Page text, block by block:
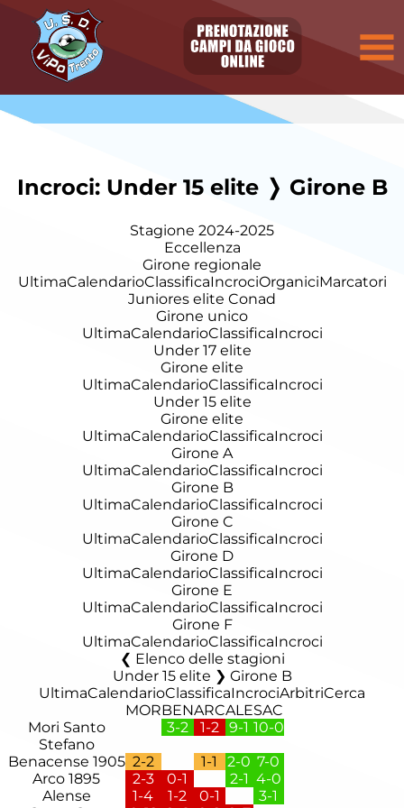
Incroci: Under 15 elite ❭ Girone B
Stagione 2024-2025
Eccellenza
Girone regionale
UltimaCalendarioClassificaIncrociOrganiciMarcatori
Juniores elite Conad
Girone unico
UltimaCalendarioClassificaIncroci
Under 17 elite
Girone elite
UltimaCalendarioClassificaIncroci
Under 15 elite
Girone elite
UltimaCalendarioClassificaIncroci
Girone A
UltimaCalendarioClassificaIncroci
Girone B
UltimaCalendarioClassificaIncroci
Girone C
UltimaCalendarioClassificaIncroci
Girone D
UltimaCalendarioClassificaIncroci
Girone E
UltimaCalendarioClassificaIncroci
Girone F
UltimaCalendarioClassificaIncroci
Elenco delle stagioni
Under 15 elite ❯ Girone B
UltimaCalendarioClassificaIncrociArbitriCerca
MORBENARCALESAC
Mori Santo
Stefano
3-2 1-2 9-1 10-0
Benacense 1905 2-2 1-1 2-0 7-0
Arco 1895
2-3 0-1 2-1 4-0
Alense
1-4 1-2 0-1
3-1